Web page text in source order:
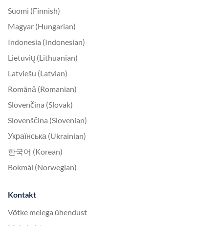
Suomi (Finnish)
Magyar (Hungarian)
Indonesia (Indonesian)
Lietuvių (Lithuanian)
Latviešu (Latvian)
Română (Romanian)
Slovenčina (Slovak)
Slovenščina (Slovenian)
Українська (Ukrainian)
한국어 (Korean)
Bokmål (Norwegian)
Kontakt
Võtke meiega ühendust